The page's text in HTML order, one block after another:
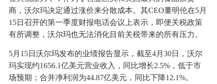
商，沃尔玛决定通过涨价来分散成本。其CEO董明伦在5月
15日召开的第一季度财报电话会议上表示，即便关税政策
有所调整，沃尔玛也无法消化目前关税带来的所有压力。
5月15日沃尔玛发布的业绩报告显示，截至4月30日，沃尔
玛实现约1656.1亿美元营业收入，同比增长2.5%，低于市
场预期；合并净利润为44.87亿美元，同比下降12.1%。